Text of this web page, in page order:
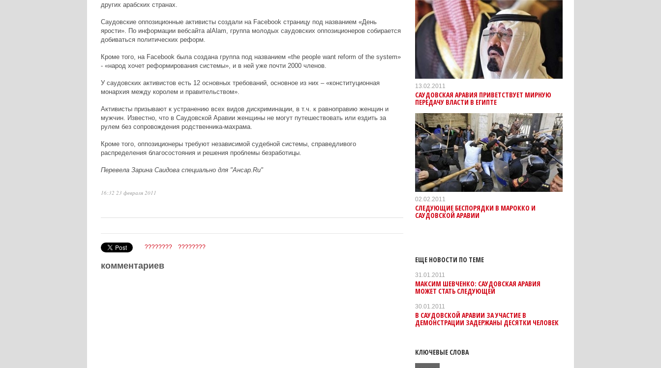
других арабских странах.
Саудовские оппозиционные активисты создали на Facebook страницу под названием «День
ярости». По информации вебсайта alAlam, группа молодых саудовских оппозиционеров собирается
добиваться политических реформ.
Кроме того, на Facebook была создана группа под названием «the people want reform of the system»
- «народ хочет реформирования системы», и в ней уже почти 2000 членов.
У саудовских активистов есть 12 основных требований, основное из них – «конституционная
монархия между королем и правительством».
Активисты призывают к устранению всех видов дискриминации, в т.ч. к равноправию женщин и
мужчин. Известно, что в Саудовской Аравии женщины не могут путешествовать или ездить за
рулем без сопровождения родственника-махрама.
Кроме того, оппозиционеры требуют независимой судебной системы, справедливого
распределения благосостояния и решения проблемы безработицы.
Перевела Зарина Саидова специально для "Ансар.Ru"
16:32 23 февраля 2011
???????? ????????
комментариев
13.02.2011
САУДОВСКАЯ АРАВИЯ ПРИВЕТСТВУЕТ МИРНУЮ
ПЕРЕДАЧУ ВЛАСТИ В ЕГИПТЕ
02.02.2011
СЛЕДУЮЩИЕ БЕСПОРЯДКИ В МАРОККО И
CАУДОВСКОЙ АРАВИИ
ЕЩЕ НОВОСТИ ПО ТЕМЕ
31.01.2011
МАКСИМ ШЕВЧЕНКО: САУДОВСКАЯ АРАВИЯ
МОЖЕТ СТАТЬ СЛЕДУЮЩЕЙ
30.01.2011
В САУДОВСКОЙ АРАВИИ ЗА УЧАСТИЕ В
ДЕМОНСТРАЦИИ ЗАДЕРЖАНЫ ДЕСЯТКИ ЧЕЛОВЕК
КЛЮЧЕВЫЕ СЛОВА